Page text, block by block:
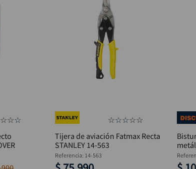
☆☆☆
☆☆☆☆☆
Tijera de aviación Fatmax Recta
STANLEY 14-563
Referencia: 14-563